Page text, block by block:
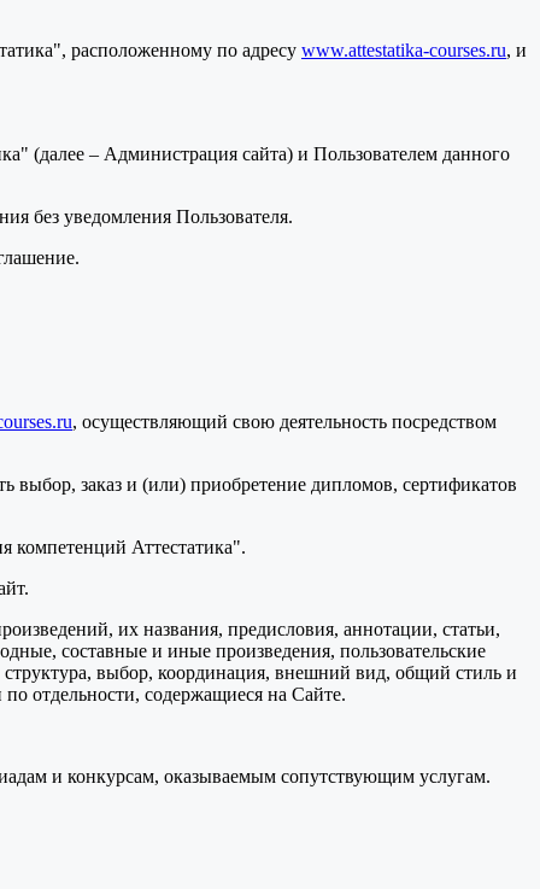
расположенному по адресу www.attestatika-courses.ru, и
(далее – Администрация сайта) и Пользователем данного
без уведомления Пользователя.
, осуществляющий свою деятельность посредством
заказ и (или) приобретение дипломов, сертификатов
компетенций Аттестатика".
их названия, предисловия, аннотации, статьи,
составные и иные произведения, пользовательские
выбор, координация, внешний вид, общий стиль и
отдельности, содержащиеся на Сайте.
и конкурсам, оказываемым сопутствующим услугам.